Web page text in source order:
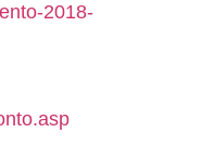
2018-